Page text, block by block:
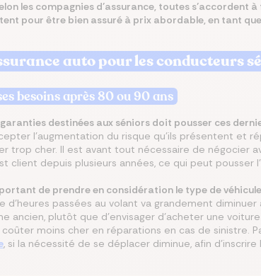
en changeant d’assurance de
prêt
immobilier pour votre projet
sur votre assurance santé
assurances du marché au
même endroit
en quelques clics
les compagnies d’assurance, toutes
pour être bien assuré à prix abordable, en tant
auto pour les conducteurs
besoins après 80 ou 90 ans
garanties destinées aux séniors doit pousser ces
l’augmentation du risque qu’ils présentent et
trop cher. Il est avant tout nécessaire de négocier
client depuis plusieurs années, ce qui peut pousser
de prendre en considération le type de
d’heures passées au volant va grandement
ancien, plutôt que d’envisager d’acheter une
coûter moins cher en réparations en cas de sinistre.
, si la nécessité de se déplacer diminue, afin